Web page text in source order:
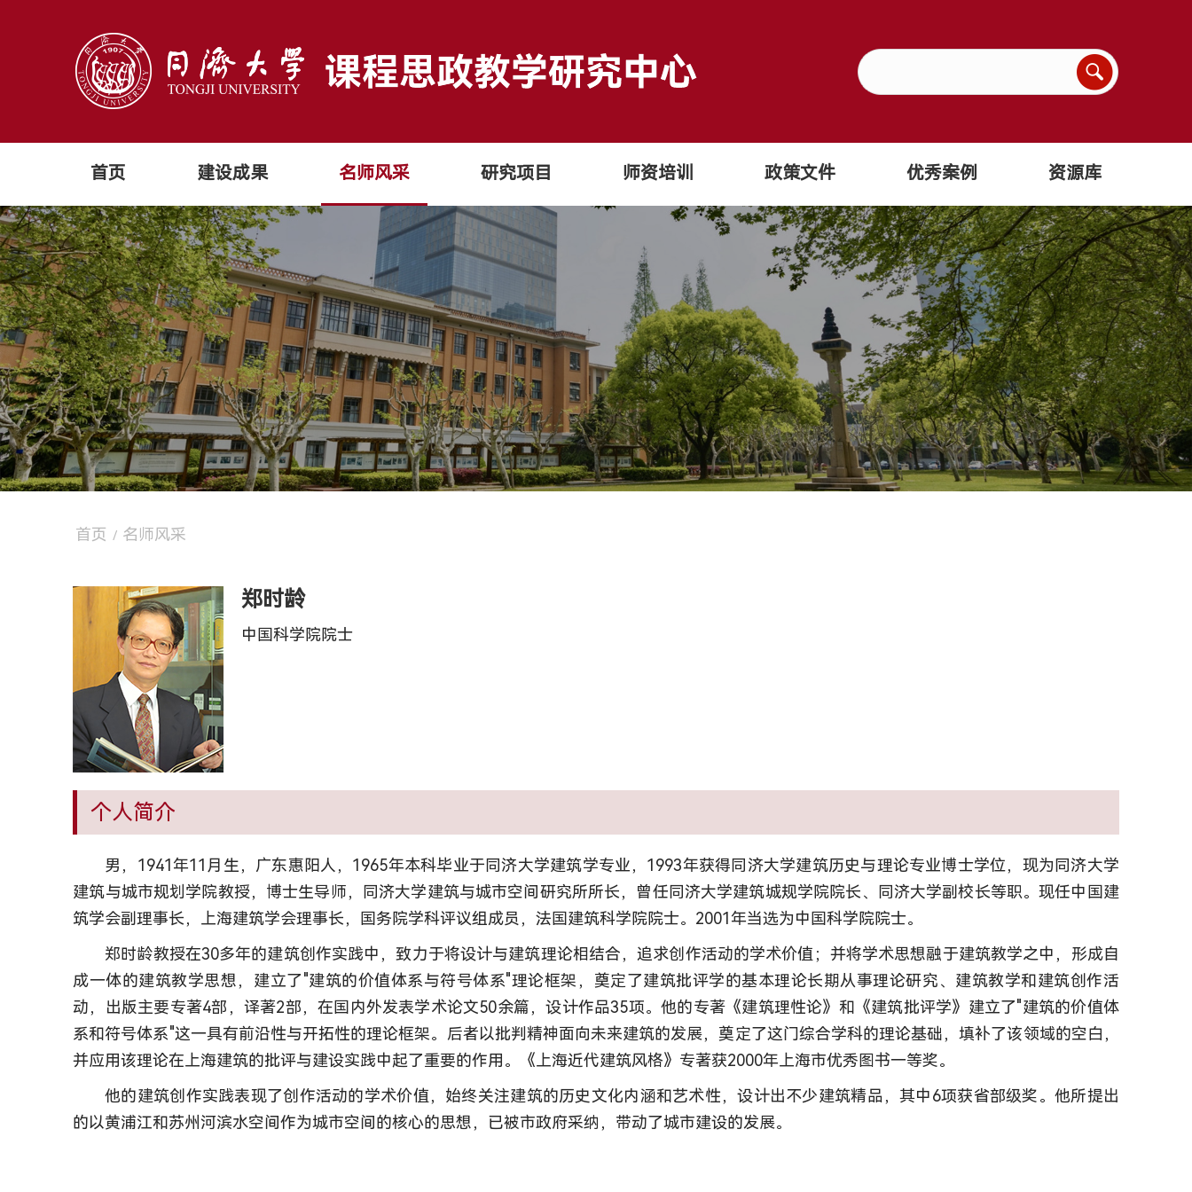
首页 建设成果 名师风采 研究项目 师资培训 政策文件 优秀案例 资源库
首页 / 名师风采
郑时龄
中国科学院院士
个人简介
男，1941年11月生，广东惠阳人，1965年本科毕业于同济大学建筑学专业，1993年获得同济大学建筑历史与理论专业博士学位，现为同济大学
建筑与城市规划学院教授，博士生导师，同济大学建筑与城市空间研究所所长，曾任同济大学建筑城规学院院长、同济大学副校长等职。现任中国建
筑学会副理事长，上海建筑学会理事长，国务院学科评议组成员，法国建筑科学院院士。2001年当选为中国科学院院士。
郑时龄教授在30多年的建筑创作实践中，致力于将设计与建筑理论相结合，追求创作活动的学术价值；并将学术思想融于建筑教学之中，形成自
成一体的建筑教学思想，建立了"建筑的价值体系与符号体系"理论框架，奠定了建筑批评学的基本理论长期从事理论研究、建筑教学和建筑创作活
动，出版主要专著4部，译著2部，在国内外发表学术论文50余篇，设计作品35项。他的专著《建筑理性论》和《建筑批评学》建立了"建筑的价值体
系和符号体系"这一具有前沿性与开拓性的理论框架。后者以批判精神面向未来建筑的发展，奠定了这门综合学科的理论基础，填补了该领域的空白，
并应用该理论在上海建筑的批评与建设实践中起了重要的作用。《上海近代建筑风格》专著获2000年上海市优秀图书一等奖。
他的建筑创作实践表现了创作活动的学术价值，始终关注建筑的历史文化内涵和艺术性，设计出不少建筑精品，其中6项获省部级奖。他所提出
的以黄浦江和苏州河滨水空间作为城市空间的核心的思想，已被市政府采纳，带动了城市建设的发展。